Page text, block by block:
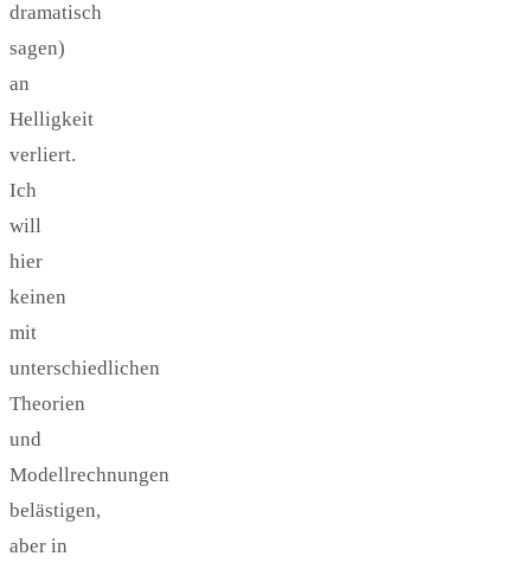
dramatisch
sagen)
an
Helligkeit
verliert.
Ich
will
hier
keinen
mit
unterschiedlichen
Theorien
und
Modellrechnungen
belästigen,
aber in